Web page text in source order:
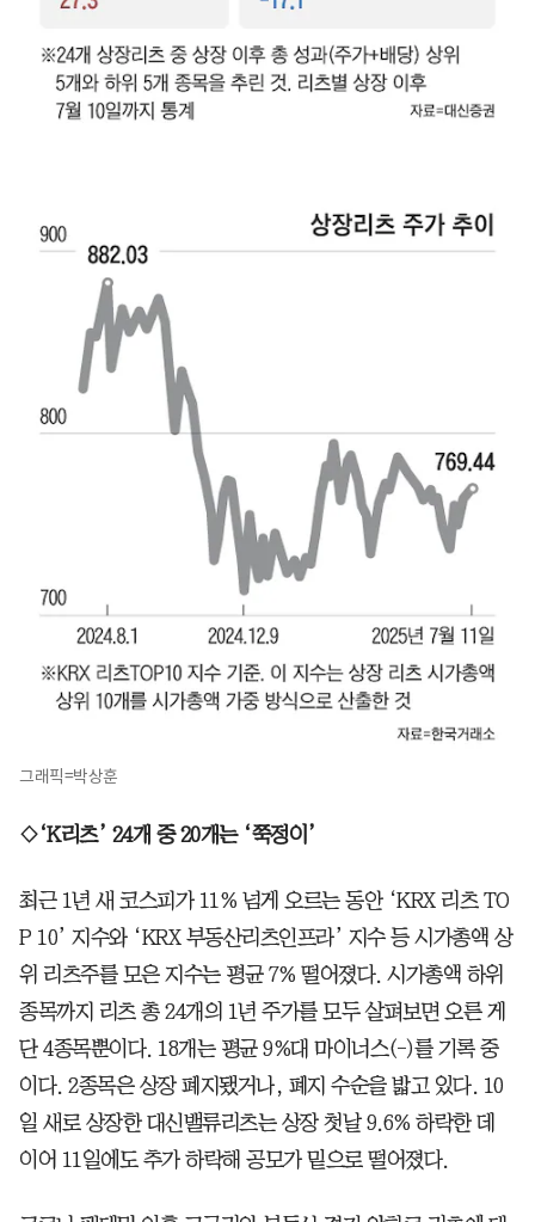
그래픽=박상훈
◇‘K리츠’ 24개 중 20개는 ‘쭉정이’
최근 1년 새 코스피가 11% 넘게 오르는 동안 ‘KRX 리츠 TO
P 10’ 지수와 ‘KRX 부동산리츠인프라’ 지수 등 시가총액 상
위 리츠주를 모은 지수는 평균 7% 떨어졌다. 시가총액 하위
종목까지 리츠 총 24개의 1년 주가를 모두 살펴보면 오른 게
단 4종목뿐이다. 18개는 평균 9%대 마이너스(-)를 기록 중
이다. 2종목은 상장 폐지됐거나, 폐지 수순을 밟고 있다. 10
일 새로 상장한 대신밸류리츠는 상장 첫날 9.6% 하락한 데
이어 11일에도 추가 하락해 공모가 밑으로 떨어졌다.